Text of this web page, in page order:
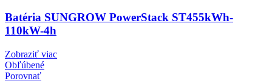
Batéria SUNGROW PowerStack ST455kWh-
110kW-4h
Zobraziť viac
Obľúbené
Porovnať